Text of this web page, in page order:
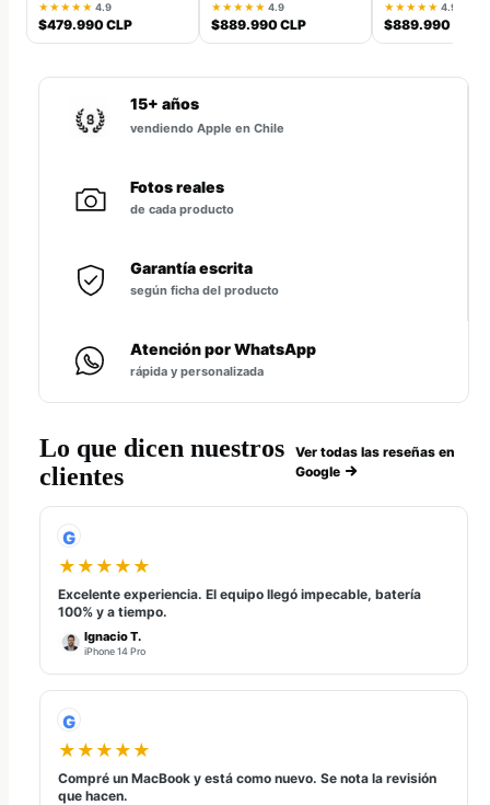
★★★★★ 4.9
$479.990 CLP
★★★★★ 4.9
$889.990 CLP
★★★★★ 4.9
$889.990 CLP
15+ años
vendiendo Apple en Chile
Fotos reales
de cada producto
Garantía escrita
según ficha del producto
Atención por WhatsApp
rápida y personalizada
Lo que dicen nuestros
clientes
Ver todas las reseñas en
Google
G
★★★★★
Excelente experiencia. El equipo llegó impecable, batería
100% y a tiempo.
Ignacio T.
iPhone 14 Pro
G
★★★★★
Compré un MacBook y está como nuevo. Se nota la revisión
que hacen.